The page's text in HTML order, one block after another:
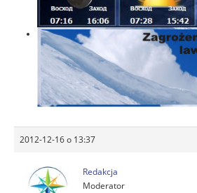
2012-12-16 o 13:37
Redakcja
Moderator